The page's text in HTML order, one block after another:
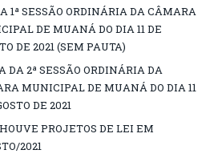
1ª SESSÃO ORDINÁRIA DA CÂMARA
DE MUANÁ DO DIA 11 DE
DE 2021 (SEM PAUTA)
DA 2ª SESSÃO ORDINÁRIA DA
MUNICIPAL DE MUANÁ DO DIA 11
DE 2021
PROJETOS DE LEI EM
2021